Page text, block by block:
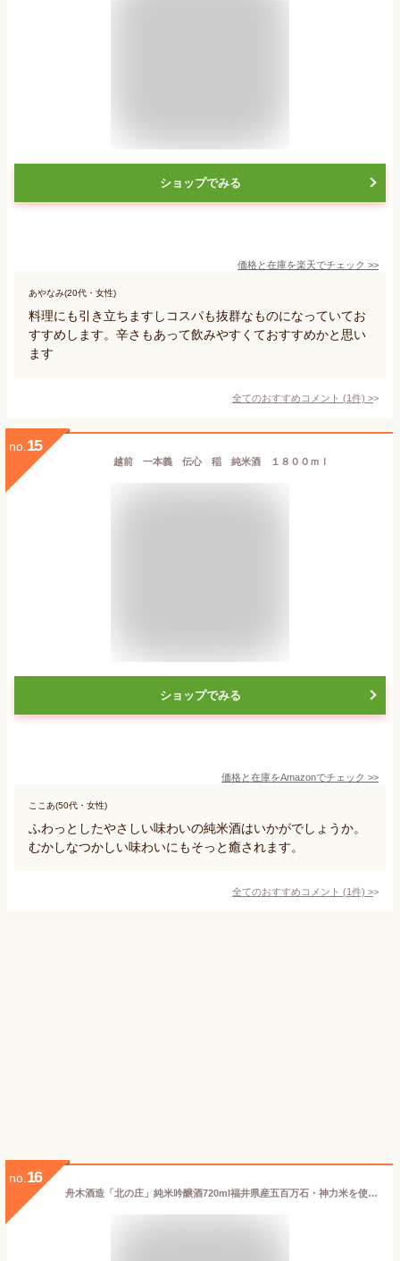
ショップでみる
価格と在庫を楽天でチェック >>
あやなみ(20代・女性)
料理にも引き立ちますしコスパも抜群なものになっていてお
すすめします。辛さもあって飲みやすくておすすめかと思い
ます
全てのおすすめコメント (1件) >
no. 15
越前 一本義 伝心 稲 純米酒 １８００ｍｌ
ショップでみる
価格と在庫をAmazonでチェック >>
ここあ(50代・女性)
ふわっとしたやさしい味わいの純米酒はいかがでしょうか。
むかしなつかしい味わいにもそっと癒されます。
全てのおすすめコメント (1件) >
no. 16
舟木酒造「北の庄」純米吟醸酒720ml福井県産五百万石・神力米を使用。北海道・沖縄は550円加算箱付【送料込】福井の地酒 ギフト贈答